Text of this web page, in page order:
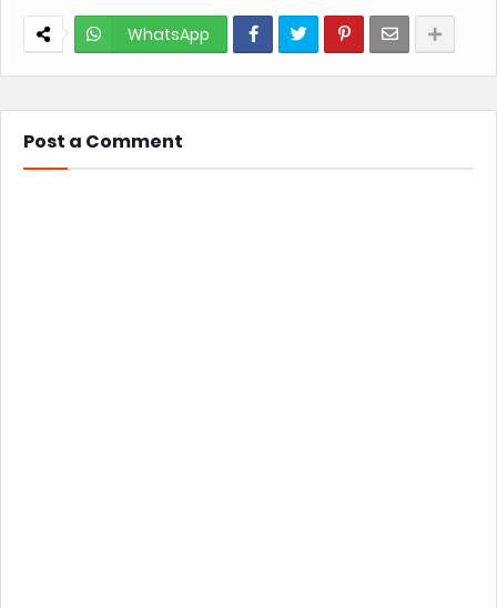
WhatsApp
Post a Comment